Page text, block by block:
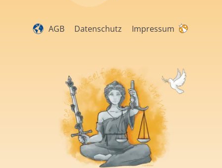
AGB Datenschutz Impressum